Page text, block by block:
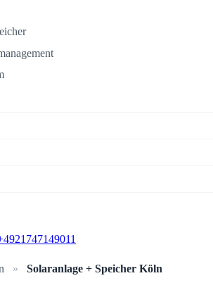
» Solaranlage + Speicher Köln